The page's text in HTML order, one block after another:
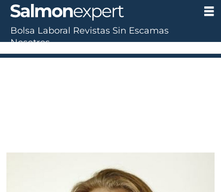
Bolsa Laboral Revistas Sin Escamas
Nosotros